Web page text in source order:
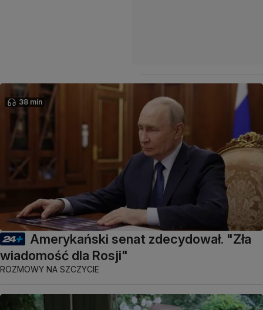
38 min
Amerykański senat zdecydował. "Zła
wiadomość dla Rosji"
ROZMOWY NA SZCZYCIE